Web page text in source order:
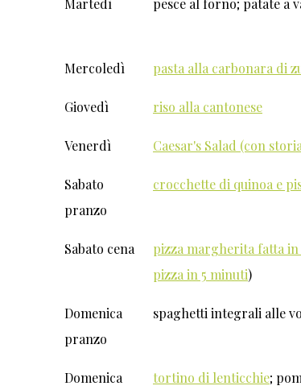
Martedì pesce al forno; patate a
Mercoledì pasta alla carbonara di
Giovedì riso alla cantonese
Venerdì Caesar's Salad (con
Sabato
pranzo
crocchette di quinoa e
Sabato cena pizza margherita fatta in
pizza in 5 minuti)
Domenica
pranzo
spaghetti integrali alle
Domenica
tortino di lenticchie;